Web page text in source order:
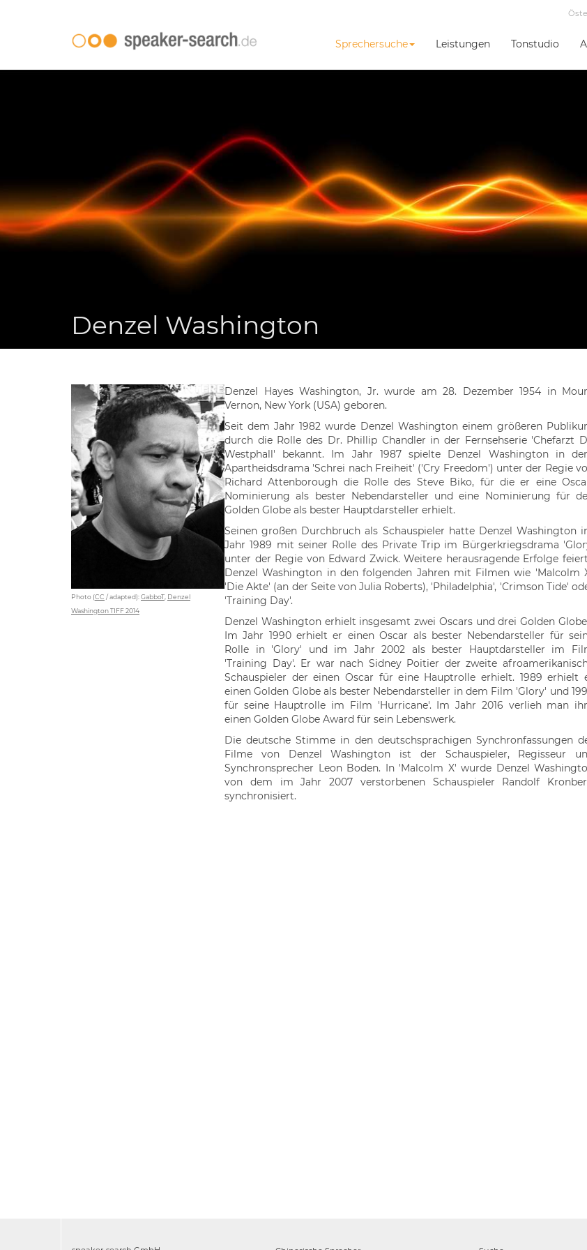
Sprechersuche Leistungen Tonstudio
Denzel Washington
Photo (CC / adapted):GabboT, Denzel
Washington TIFF 2014
Denzel Hayes Washington, Jr. wurde am 28. Dezember 1954 in
Vernon, New York (USA) geboren.
Seit dem Jahr 1982 wurde Denzel Washington einem größeren
durch die Rolle des Dr. Phillip Chandler in der Fernsehserie 'Chefarzt
Westphall' bekannt. Im Jahr 1987 spielte Denzel Washington in
Apartheidsdrama 'Schrei nach Freiheit' ('Cry Freedom') unter der Regie
Richard Attenborough die Rolle des Steve Biko, für die er eine
Nominierung als bester Nebendarsteller und eine Nominierung für
Golden Globe als bester Hauptdarsteller erhielt.
Seinen großen Durchbruch als Schauspieler hatte Denzel Washington
Jahr 1989 mit seiner Rolle des Private Trip im Bürgerkriegsdrama
unter der Regie von Edward Zwick. Weitere herausragende Erfolge
Denzel Washington in den folgenden Jahren mit Filmen wie 'Malcolm
'Die Akte' (an der Seite von Julia Roberts), 'Philadelphia', 'Crimson Tide'
'Training Day'.
Denzel Washington erhielt insgesamt zwei Oscars und drei Golden
Im Jahr 1990 erhielt er einen Oscar als bester Nebendarsteller für
Rolle in 'Glory' und im Jahr 2002 als bester Hauptdarsteller im
'Training Day'. Er war nach Sidney Poitier der zweite
Schauspieler der einen Oscar für eine Hauptrolle erhielt. 1989 erhielt
einen Golden Globe als bester Nebendarsteller in dem Film 'Glory' und
für seine Hauptrolle im Film 'Hurricane'. Im Jahr 2016 verlieh man
einen Golden Globe Award für sein Lebenswerk.
Die deutsche Stimme in den deutschsprachigen Synchronfassungen
Filme von Denzel Washington ist der Schauspieler, Regisseur
Synchronsprecher Leon Boden. In 'Malcolm X' wurde Denzel
von dem im Jahr 2007 verstorbenen Schauspieler Randolf
synchronisiert.